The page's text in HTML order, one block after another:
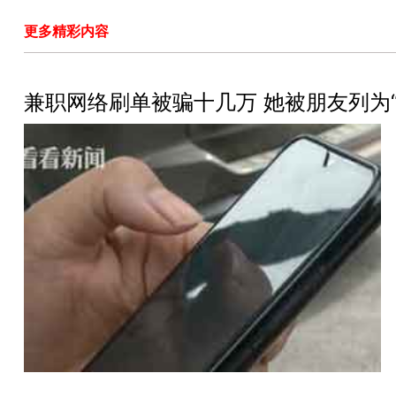
更多精彩内容
兼职网络刷单被骗十几万 她被朋友列为